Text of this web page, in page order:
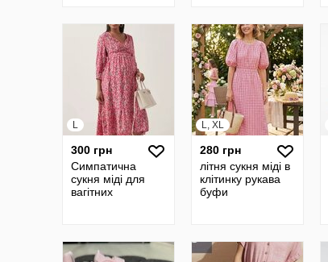
L
300 грн
Симпатична
сукня міді для
вагітних
L, XL
280 грн
літня сукня міді в
клітинку рукава
буфи